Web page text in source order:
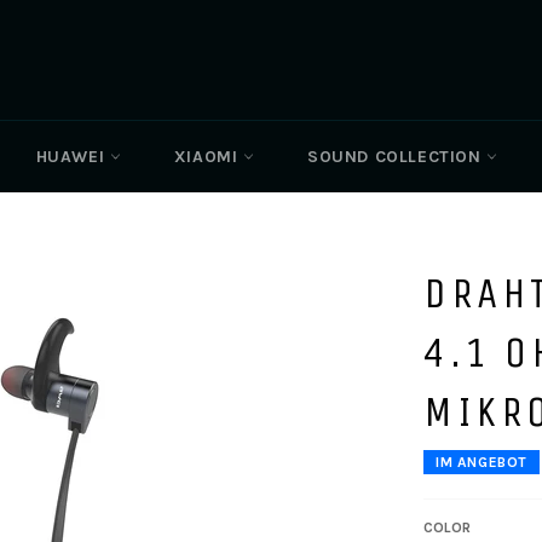
HUAWEI XIAOMI SOUND COLLECTION
4.1
IM ANGEBOT
COLOR